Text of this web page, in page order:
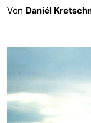
Von Daniél